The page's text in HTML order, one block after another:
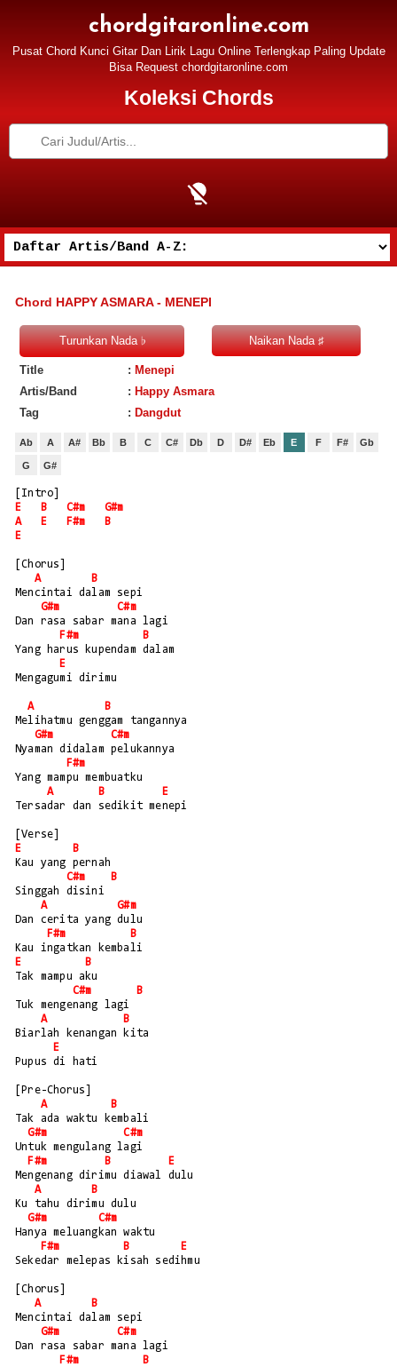
chordgitaronline.com
Pusat Chord Kunci Gitar Dan Lirik Lagu Online Terlengkap Paling Update
Bisa Request chordgitaronline.com
Koleksi Chords
Chord HAPPY ASMARA - MENEPI
Title : Menepi
Artis/Band
: Happy Asmara
Tag
: Dangdut
Ab A A# Bb B C C# Db D D# Eb E F F# Gb
G G#
[Intro]
E
B C#m
G#m
A
E F#m
B
E
[Chorus]
A
B
Mencintai dalam sepi
G#m
C#m
Dan rasa sabar mana lagi
F#m
B
Yang harus kupendam dalam
E
Mengagumi dirimu
A
B
Melihatmu genggam tangannya
G#m
C#m
Nyaman didalam pelukannya
F#m
Yang mampu membuatku
A
B
E
Tersadar dan sedikit menepi
[Verse]
E
B
Kau yang pernah
C#m
B
Singgah disini
A
G#m
Dan cerita yang dulu
F#m
B
Kau ingatkan kembali
E
B
Tak mampu aku
C#m
B
Tuk mengenang lagi
A
B
Biarlah kenangan kita
E
Pupus di hati
[Pre-Chorus]
A
B
Tak ada waktu kembali
G#m
C#m
Untuk mengulang lagi
F#m
B
E
Mengenang dirimu diawal dulu
A
B
Ku tahu dirimu dulu
G#m
C#m
Hanya meluangkan waktu
F#m
B
E
Sekedar melepas kisah sedihmu
[Chorus]
A
B
Mencintai dalam sepi
G#m
C#m
Dan rasa sabar mana lagi
F#m
B